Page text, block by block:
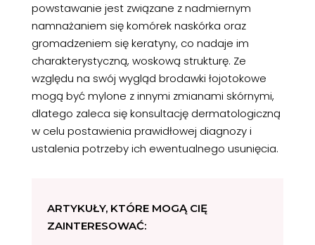
powstawanie jest związane z nadmiernym
namnażaniem się komórek naskórka oraz
gromadzeniem się keratyny, co nadaje im
charakterystyczną, woskową strukturę. Ze
względu na swój wygląd brodawki łojotokowe
mogą być mylone z innymi zmianami skórnymi,
dlatego zaleca się konsultację dermatologiczną
w celu postawienia prawidłowej diagnozy i
ustalenia potrzeby ich ewentualnego usunięcia.
ARTYKUŁY, KTÓRE MOGĄ CIĘ
ZAINTERESOWAĆ: